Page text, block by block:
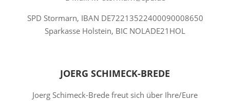
SPD Stormarn, IBAN DE72213522400090008650
Sparkasse Holstein, BIC NOLADE21HOL
JOERG SCHIMECK-BREDE
Joerg Schimeck-Brede freut sich über Ihre/Eure